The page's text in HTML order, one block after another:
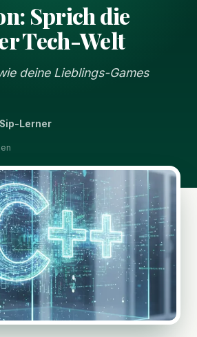
Sprich die
Tech-Welt
deine Lieblings-Games
Lerner